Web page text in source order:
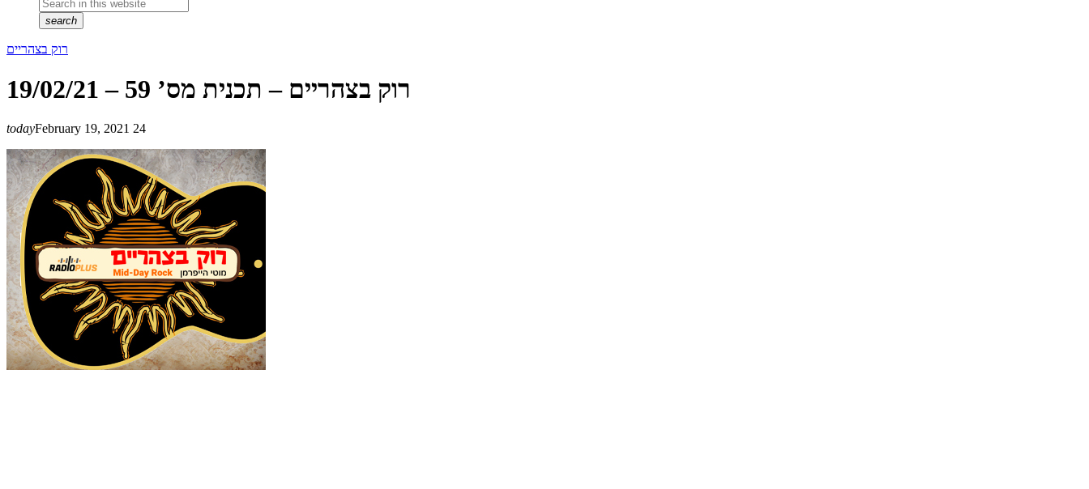
search
רוק בצהריים
רוק בצהריים – תכנית מס’ 59 – 19/02/21
todayFebruary 19, 2021 24